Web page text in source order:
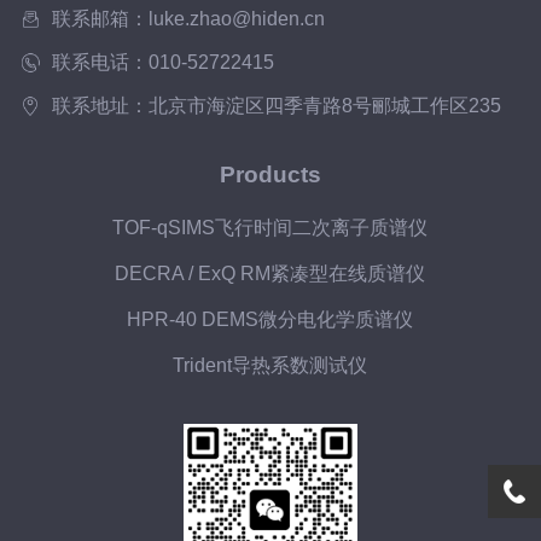
所需时间不同，从几分钟到几小时。事...
联系邮箱：luke.zhao@hiden.cn
联系电话：010-52722415
联系地址：北京市海淀区四季青路8号郦城工作区235
Products
TOF-qSIMS飞行时间二次离子质谱仪
DECRA / ExQ RM紧凑型在线质谱仪
HPR-40 DEMS微分电化学质谱仪
Trident导热系数测试仪